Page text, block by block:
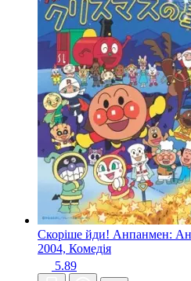
Скоріше йди! Анпанмен:
2004, Комедія
5.89